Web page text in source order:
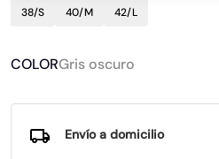
38/S 40/M 42/L
COLORGris oscuro
Envío a domicilio